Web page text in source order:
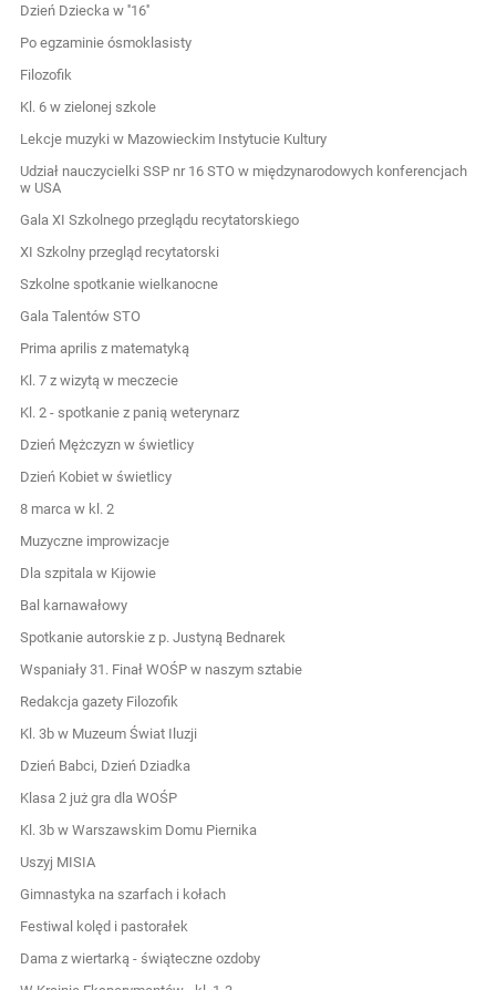
Dzień Dziecka w ''16''
Po egzaminie ósmoklasisty
Filozofik
Kl. 6 w zielonej szkole
Lekcje muzyki w Mazowieckim Instytucie Kultury
Udział nauczycielki SSP nr 16 STO w międzynarodowych konferencjach
w USA
Gala XI Szkolnego przeglądu recytatorskiego
XI Szkolny przegląd recytatorski
Szkolne spotkanie wielkanocne
Gala Talentów STO
Prima aprilis z matematyką
Kl. 7 z wizytą w meczecie
Kl. 2 - spotkanie z panią weterynarz
Dzień Mężczyzn w świetlicy
Dzień Kobiet w świetlicy
8 marca w kl. 2
Muzyczne improwizacje
Dla szpitala w Kijowie
Bal karnawałowy
Spotkanie autorskie z p. Justyną Bednarek
Wspaniały 31. Finał WOŚP w naszym sztabie
Redakcja gazety Filozofik
Kl. 3b w Muzeum Świat Iluzji
Dzień Babci, Dzień Dziadka
Klasa 2 już gra dla WOŚP
Kl. 3b w Warszawskim Domu Piernika
Uszyj MISIA
Gimnastyka na szarfach i kołach
Festiwal kolęd i pastorałek
Dama z wiertarką - świąteczne ozdoby